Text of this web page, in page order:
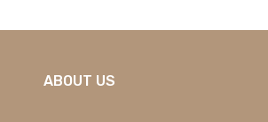
ABOUT US